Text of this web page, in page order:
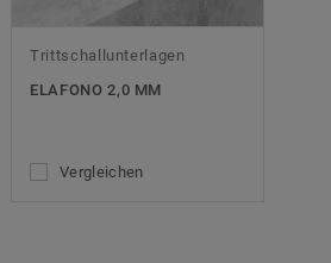
Trittschallunterlagen
ELAFONO 2,0 MM
Vergleichen